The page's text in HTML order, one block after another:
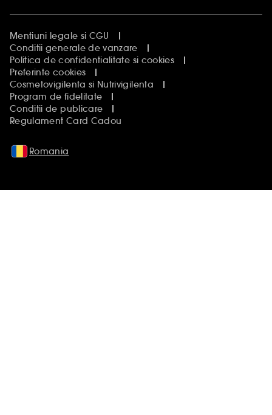
Mentiuni legale si CGU
Conditii generale de vanzare
Politica de confidentialitate si cookies
Preferinte cookies
Cosmetovigilenta si Nutrivigilenta
Program de fidelitate
Conditii de publicare
Regulament Card Cadou
Romania